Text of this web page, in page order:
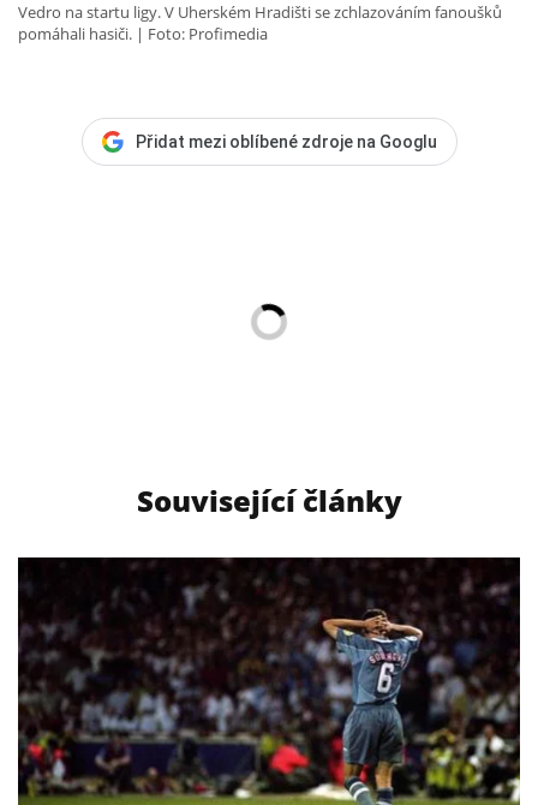
Vedro na startu ligy. V Uherském Hradišti se zchlazováním fanoušků
pomáhali hasiči.
Foto: Profimedia
Přidat mezi oblíbené zdroje na Googlu
Související články